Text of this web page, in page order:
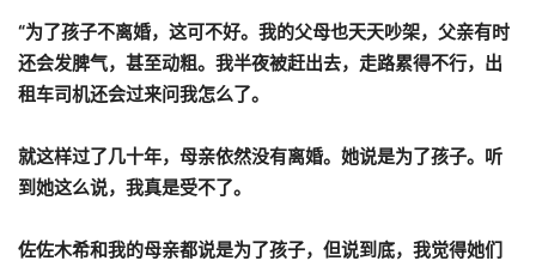
“为了孩子不离婚，这可不好。我的父母也天天吵架，父亲有时
还会发脾气，甚至动粗。我半夜被赶出去，走路累得不行，出
租车司机还会过来问我怎么了。
就这样过了几十年，母亲依然没有离婚。她说是为了孩子。听
到她这么说，我真是受不了。
佐佐木希和我的母亲都说是为了孩子，但说到底，我觉得她们